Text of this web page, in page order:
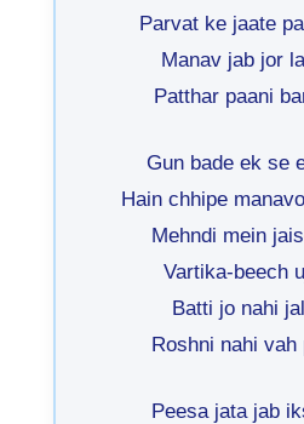
Parvat ke jaate
Manav jab jor
Patthar paani
Gun bade ek se
Hain chhipe
Mehndi mein
Vartika-beech
Batti jo nahi
Roshni nahi vah
Peesa jata jab